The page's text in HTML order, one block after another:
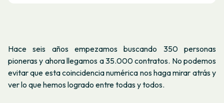
Hace seis años empezamos buscando 350 personas
pioneras y ahora llegamos a 35.000 contratos. No podemos
evitar que esta coincidencia numérica nos haga mirar atrás y
ver lo que hemos logrado entre todas y todos.